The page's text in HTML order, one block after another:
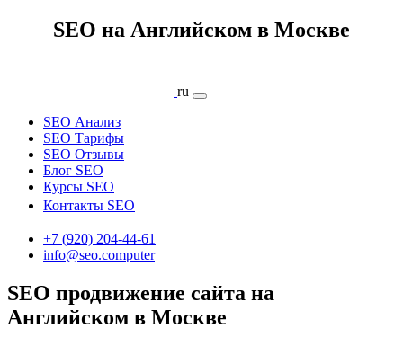
SEO на Английском в Москве
ru
SEO Анализ
SEO Тарифы
SEO Отзывы
Блог SEO
Курсы SEO
Контакты SEO
+7 (920) 204-44-61
info@seo.computer
SEO продвижение сайта на
Английском в Москве